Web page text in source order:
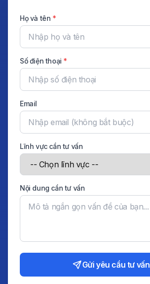
Họ và tên *
Số điện thoại *
Email
Lĩnh vực cần tư vấn
Nội dung cần tư vấn
Gửi yêu cầu tư vấn